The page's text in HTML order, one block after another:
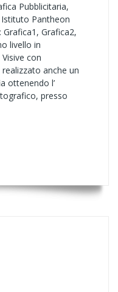
Pubblicitaria,
Istituto Pantheon
Grafica2,
livello in
con
anche un
ottenendo l’
presso